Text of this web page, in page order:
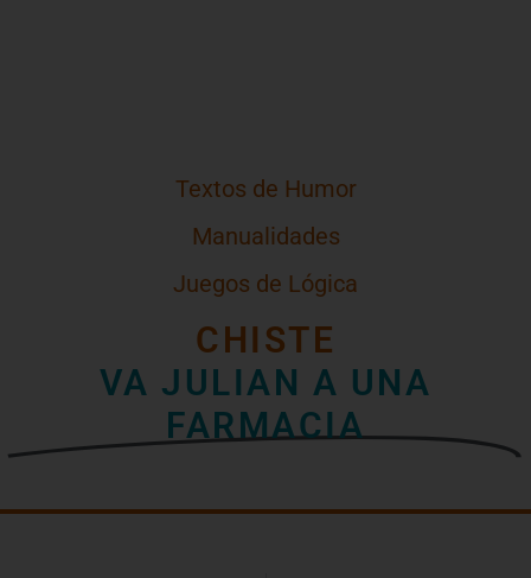
Textos de Humor
Manualidades
Juegos de Lógica
CHISTE
VA JULIAN A UNA
FARMACIA